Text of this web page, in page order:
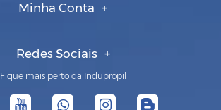
Minha Conta
Redes Sociais
Fique mais perto da Indupropil